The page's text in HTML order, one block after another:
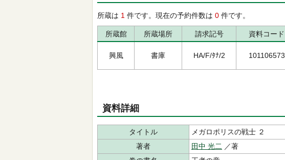
所蔵は 1 件です。現在の予約件数は 0 件です。
所蔵館 所蔵場所 請求記号 資料コード
興風 書庫 HA/F/ﾀﾅ/2 101106573
資料詳細
タイトル
メガロポリスの戦士 ２
著者
田中 光二 ／著